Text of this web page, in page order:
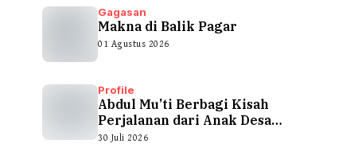
Gagasan
Makna di Balik Pagar
01 Agustus 2026
Profile
Abdul Mu’ti Berbagi Kisah
Perjalanan dari Anak Desa
hingga...
30 Juli 2026